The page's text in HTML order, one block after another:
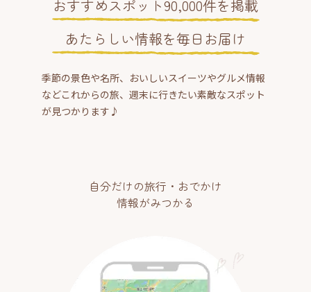
おすすめスポット90,000件を掲載
あたらしい情報を毎日お届け
季節の景色や名所、おいしいスイーツやグルメ情報
などこれからの旅、週末に行きたい素敵なスポット
が見つかります♪
自分だけの旅行・おでかけ
情報がみつかる